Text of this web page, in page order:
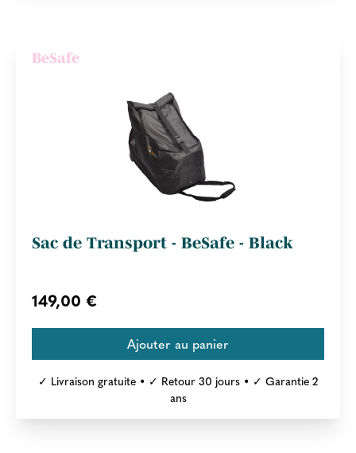
BeSafe
Sac de Transport - BeSafe - Black
149,00 €
✓ Livraison gratuite • ✓ Retour 30 jours • ✓ Garantie 2
ans